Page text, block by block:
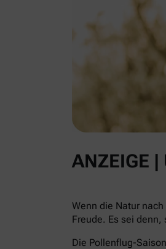
ANZEIGE
Wenn die Natur
Freude. Es sei
Die Pollenflug-